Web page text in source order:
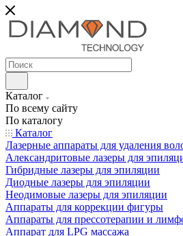
Каталог
По всему сайту
По каталогу
Каталог
Лазерные аппараты для удаления
Александритовые лазеры для
Гибридные лазеры для эпиляции
Диодные лазеры для эпиляции
Неодимовые лазеры для эпиляции
Аппараты для коррекции фигуры
Аппараты для прессотерапии и
Аппарат для LPG массажа